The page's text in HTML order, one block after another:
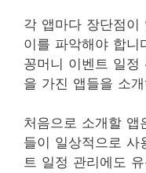
각 앱마다 장단점이
이를 파악해야 합니
꽁머니 이벤트 일정
을 가진 앱들을 소
처음으로 소개할 앱
들이 일상적으로 사
트 일정 관리에도